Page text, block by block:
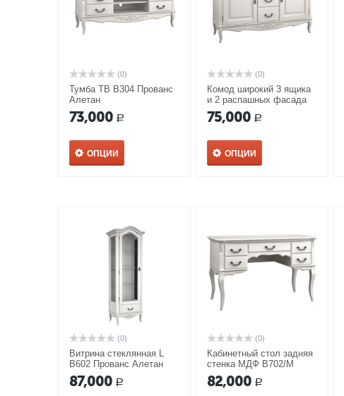
(0)
Тумба ТВ В304 Прованс
Алетан
73,000 Р
ОПЦИИ
(0)
Комод широкий 3 ящика
и 2 распашных фасада
В403 Прованс Алетан
75,000 Р
ОПЦИИ
(0)
Витрина стеклянная L
В602 Прованс Алетан
87,000 Р
(0)
Кабинетный стол задняя
стенка МДФ В702/М
Прованс Алетан
82,000 Р